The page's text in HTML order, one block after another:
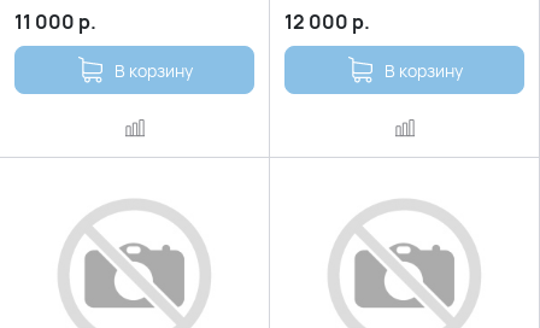
11 000 р.
В корзину
12 000 р.
В корзину